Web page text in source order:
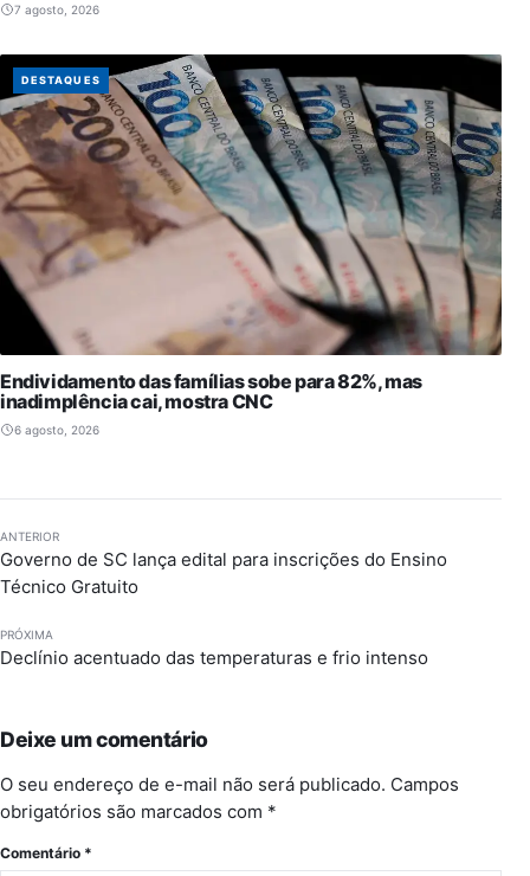
7 agosto, 2026
DESTAQUES
Endividamento das famílias sobe para 82%, mas
inadimplência cai, mostra CNC
6 agosto, 2026
ANTERIOR
Governo de SC lança edital para inscrições do Ensino
Técnico Gratuito
PRÓXIMA
Declínio acentuado das temperaturas e frio intenso
Deixe um comentário
O seu endereço de e-mail não será publicado. Campos
obrigatórios são marcados com *
Comentário *